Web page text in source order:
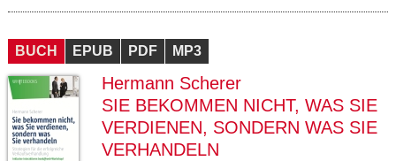
BUCH EPUB PDF MP3
Hermann Scherer
SIE BEKOMMEN NICHT, WAS SIE
VERDIENEN, SONDERN WAS SIE
VERHANDELN